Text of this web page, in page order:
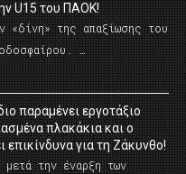
U15 του ΠΑΟΚ!
«δίνη» της απαξίωσης του
…
παραμένει εργοτάξιο
πλακάκια και ο
επικίνδυνα για τη Ζάκυνθο!
μετά την έναρξη των